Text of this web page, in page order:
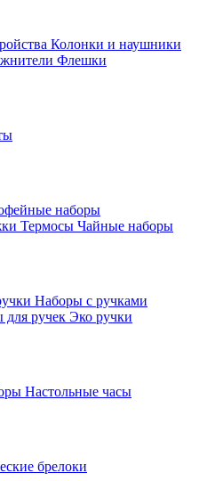
Колонки и наушники
Флешки
наборы
Термосы Чайные наборы
Наборы с ручками
ручек Эко ручки
Настольные часы
брелоки